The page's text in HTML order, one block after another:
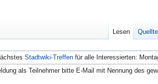
Stadtwiki-Treffen für alle Interessierten:
als Teilnehmer bitte E-Mail mit Nennung des
Lesen